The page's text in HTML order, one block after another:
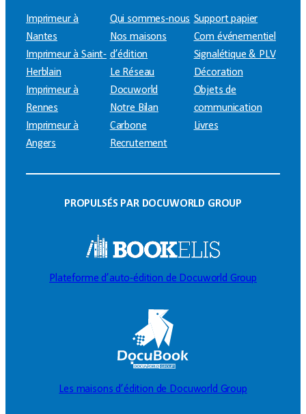
Imprimeur à
Nantes
Imprimeur à Saint-
Herblain
Imprimeur à
Rennes
Imprimeur à
Angers
Qui sommes-nous
Nos maisons
d’édition
Le Réseau
Docuworld
Notre Bilan
Carbone
Recrutement
Support papier
Com événementiel
Signalétique & PLV
Décoration
Objets de
communication
Livres
PROPULSÉS PAR DOCUWORLD GROUP
Plateforme d’auto-édition de Docuworld Group
Les maisons d’édition de Docuworld Group